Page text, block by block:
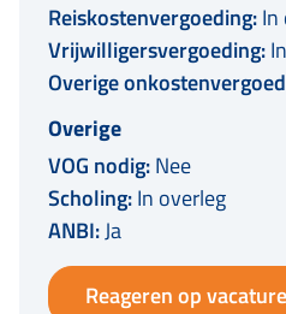
Reiskostenvergoeding:In
Vrijwilligersvergoeding:
Overige
Overige
VOG nodig:Nee
Scholing:In overleg
ANBI:Ja
Reageren op vacature